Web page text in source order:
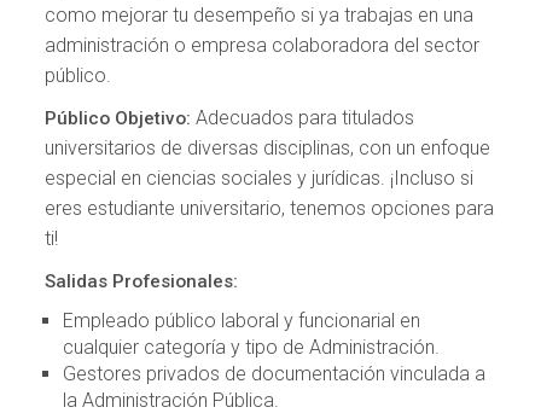
como mejorar tu desempeño si ya trabajas en una
administración o empresa colaboradora del sector
público.
Público Objetivo:Adecuados para titulados
universitarios de diversas disciplinas, con un enfoque
especial en ciencias sociales y jurídicas. ¡Incluso si
eres estudiante universitario, tenemos opciones para
ti!
Salidas Profesionales:
Empleado público laboral y funcionarial en
cualquier categoría y tipo de Administración.
Gestores privados de documentación vinculada a
la Administración Pública.